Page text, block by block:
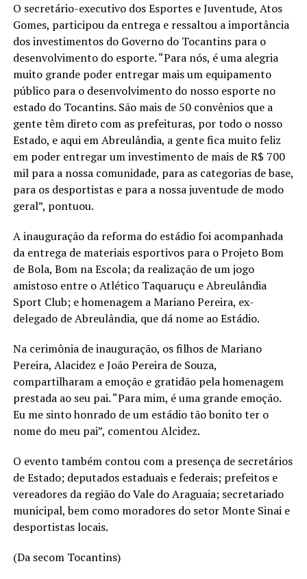
O secretário-executivo dos Esportes e Juventude, Atos
Gomes, participou da entrega e ressaltou a importância
dos investimentos do Governo do Tocantins para o
desenvolvimento do esporte. “Para nós, é uma alegria
muito grande poder entregar mais um equipamento
público para o desenvolvimento do nosso esporte no
estado do Tocantins. São mais de 50 convênios que a
gente têm direto com as prefeituras, por todo o nosso
Estado, e aqui em Abreulândia, a gente fica muito feliz
em poder entregar um investimento de mais de R$ 700
mil para a nossa comunidade, para as categorias de base,
para os desportistas e para a nossa juventude de modo
geral”, pontuou.
A inauguração da reforma do estádio foi acompanhada
da entrega de materiais esportivos para o Projeto Bom
de Bola, Bom na Escola; da realização de um jogo
amistoso entre o Atlético Taquaruçu e Abreulândia
Sport Club; e homenagem a Mariano Pereira, ex-
delegado de Abreulândia, que dá nome ao Estádio.
Na cerimônia de inauguração, os filhos de Mariano
Pereira, Alacidez e João Pereira de Souza,
compartilharam a emoção e gratidão pela homenagem
prestada ao seu pai. “Para mim, é uma grande emoção.
Eu me sinto honrado de um estádio tão bonito ter o
nome do meu pai”, comentou Alcidez.
O evento também contou com a presença de secretários
de Estado; deputados estaduais e federais; prefeitos e
vereadores da região do Vale do Araguaia; secretariado
municipal, bem como moradores do setor Monte Sinai e
desportistas locais.
(Da secom Tocantins)